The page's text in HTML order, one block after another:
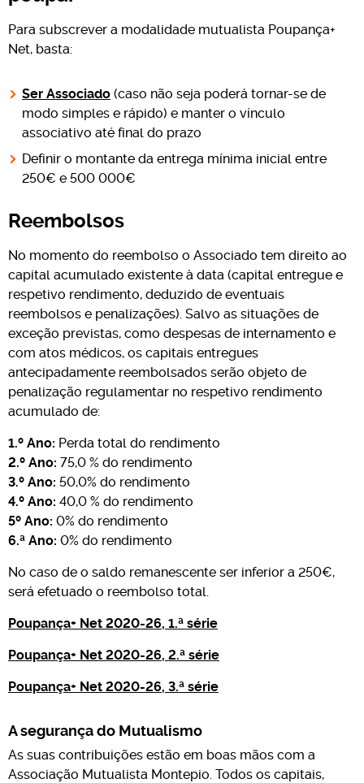
Para subscrever a modalidade mutualista Poupança+
Net, basta:
Ser Associado (caso não seja poderá tornar-se de
modo simples e rápido) e manter o vínculo
associativo até final do prazo
Definir o montante da entrega mínima inicial entre
250€ e 500 000€
Reembolsos
No momento do reembolso o Associado tem direito ao
capital acumulado existente à data (capital entregue e
respetivo rendimento, deduzido de eventuais
reembolsos e penalizações). Salvo as situações de
exceção previstas, como despesas de internamento e
com atos médicos, os capitais entregues
antecipadamente reembolsados serão objeto de
penalização regulamentar no respetivo rendimento
acumulado de:
1.º Ano: Perda total do rendimento
2.º Ano: 75,0 % do rendimento
3.º Ano: 50,0% do rendimento
4.º Ano: 40,0 % do rendimento
5º Ano: 0% do rendimento
6.ª Ano: 0% do rendimento
No caso de o saldo remanescente ser inferior a 250€,
será efetuado o reembolso total.
Poupança+ Net 2020-26, 1.ª série
Poupança+ Net 2020-26, 2.ª série
Poupança+ Net 2020-26, 3.ª série
A segurança do Mutualismo
As suas contribuições estão em boas mãos com a
Associação Mutualista Montepio. Todos os capitais,